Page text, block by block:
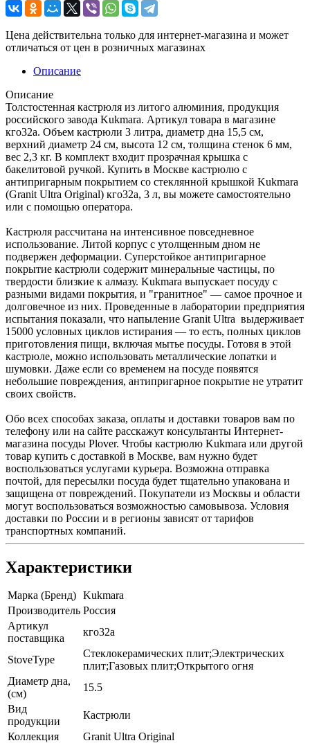
Цена действительна только для интернет-магазина и может
отличаться от цен в розничных магазинах
Описание
Описание
Толстостенная кастрюля из литого алюминия, продукция
российского завода Kukmara. Артикул товара в магазине
кго32а. Объем кастрюли 3 литра, диаметр дна 15,5 см,
верхний диаметр 24 см, высота 12 см, толщина стенок 6 мм,
вес 2,3 кг. В комплект входит прозрачная крышка с
бакелитовой ручкой. Купить в Москве кастрюлю с
антипригарным покрытием со стеклянной крышкой Kukmara
(Granit Ultra Original) кго32а, 3 л, вы можете самостоятельно
или с помощью оператора.
Кастрюля рассчитана на интенсивное повседневное
использование. Литой корпус с утолщенным дном не
подвержен деформации. Суперстойкое антипригарное
покрытие кастрюли содержит минеральные частицы, по
твердости близкие к алмазу. Kukmara выпускает посуду с
разными видами покрытия, и "гранитное" — самое прочное и
долговечное из них. Проведенные в лаборатории предприятия
испытания показали, что напыление Granit Ultra выдерживает
15000 условных циклов истирания — то есть, полных циклов
приготовления пищи, включая мытье посуды. Готовя в этой
кастрюле, можно использовать металлические лопатки и
шумовки. Даже если со временем на посуде появятся
небольшие повреждения, антипригарное покрытие не утратит
своих свойств.
Обо всех способах заказа, оплаты и доставки товаров вам по
телефону или на сайте расскажут консультанты Интернет-
магазина посуды Plover. Чтобы кастрюлю Kukmara или другой
товар купить с доставкой в Москве, вам нужно будет
воспользоваться услугами курьера. Возможна отправка
почтой, для пересылки посуда будет тщательно упакована и
защищена от повреждений. Покупатели из Москвы и области
могут воспользоваться возможностью самовывоза. Условия
доставки по России и в регионы зависят от тарифов
транспортных компаний.
Характеристики
Марка (Бренд) Kukmara
Производитель Россия
Артикул
поставщика
кго32а
StoveType
Стеклокерамических плит;Электрических
плит;Газовых плит;Открытого огня
Диаметр дна,
(см)
15.5
Вид
продукции
Кастрюли
Коллекция
Granit Ultra Original